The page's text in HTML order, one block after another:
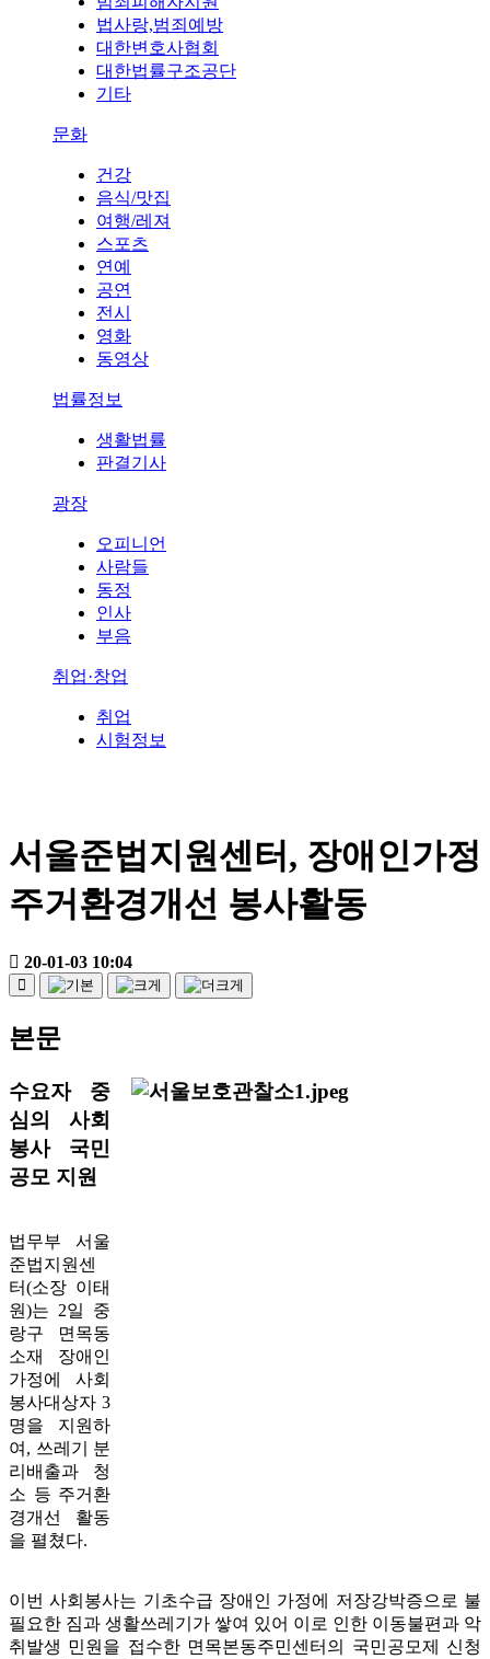
법사랑,범죄예방
대한변호사협회
대한법률구조공단
기타
문화
건강
음식/맛집
여행/레져
스포츠
연예
공연
전시
영화
동영상
법률정보
생활법률
판결기사
광장
오피니언
사람들
동정
인사
부음
취업·창업
취업
시험정보
서울준법지원센터, 장애인가정
주거환경개선 봉사활동
20-01-03 10:04
본문
수요자 중
심의 사회
봉사 국민
공모 지원
법무부 서울
준법지원센
터(소장 이태
원)는 2일 중
랑구 면목동
소재 장애인
가정에 사회
봉사대상자 3
명을 지원하
여, 쓰레기 분
리배출과 청
소 등 주거환
경개선 활동
을 펼쳤다.
이번 사회봉사는 기초수급 장애인 가정에 저장강박증으로 불
필요한 짐과 생활쓰레기가 쌓여 있어 이로 인한 이동불편과 악
취발생 민원을 접수한 면목본동주민센터의 국민공모제 신청